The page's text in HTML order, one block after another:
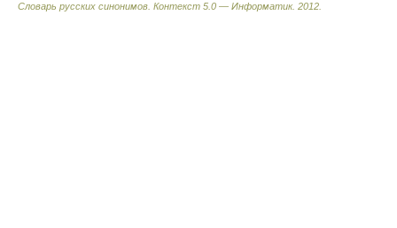
Словарь русских синонимов. Контекст 5.0 — Информатик. 2012